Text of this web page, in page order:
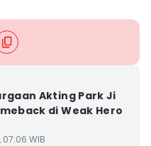
Akting Park Ji
di Weak Hero
07:06 WIB